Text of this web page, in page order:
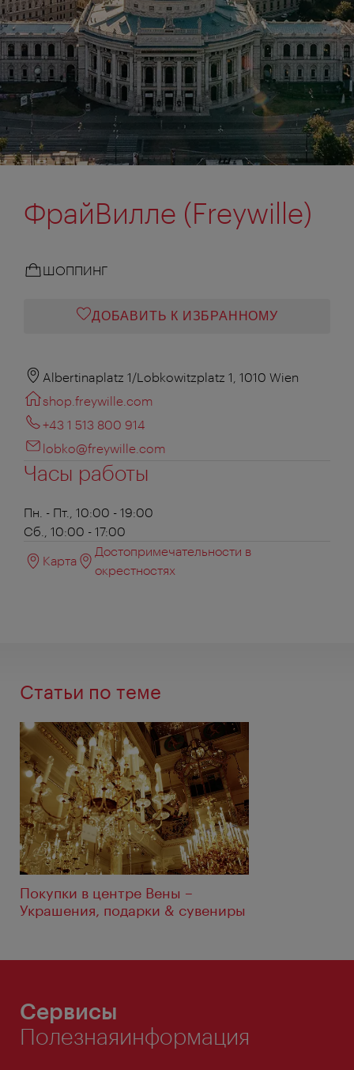
ФрайВилле (Freywille)
ШОППИНГ
ДОБАВИТЬ К ИЗБРАННОМУ
Albertinaplatz 1/Lobkowitzplatz 1, 1010 Wien
shop.freywille.com
+43 1 513 800 914
lobko@freywille.com
Часы работы
Пн. - Пт., 10:00 - 19:00
Сб., 10:00 - 17:00
Карта
Достопримечательности в
окрестностях
Статьи по теме
Покупки в центре Вены –
Украшения, подарки & сувениры
Сервисы
Полезнаяинформация